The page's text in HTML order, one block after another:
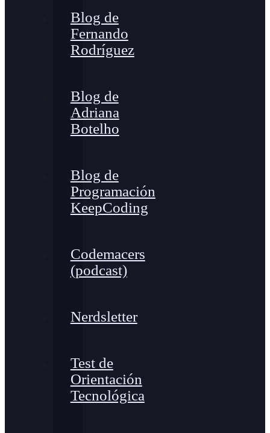
Blog de
Fernando
Rodríguez
Blog de
Adriana
Botelho
Blog de
Programación
KeepCoding
Codemacers
(podcast)
Nerdsletter
Test de
Orientación
Tecnológica